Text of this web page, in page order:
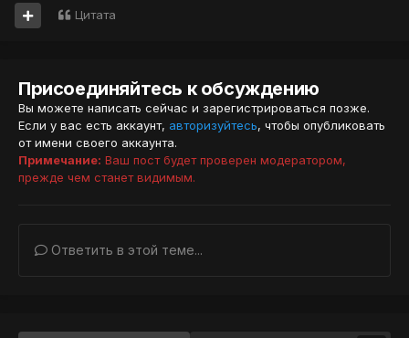
Цитата
Присоединяйтесь к обсуждению
Вы можете написать сейчас и зарегистрироваться позже.
Если у вас есть аккаунт, авторизуйтесь, чтобы опубликовать
от имени своего аккаунта.
Примечание: Ваш пост будет проверен модератором,
прежде чем станет видимым.
Ответить в этой теме...